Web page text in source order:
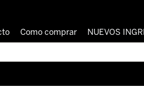
Como comprar NUEVOS